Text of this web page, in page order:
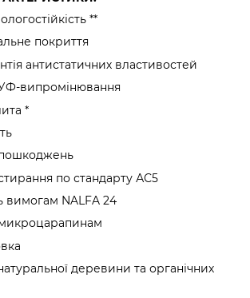
**
покриття
антистатичних властивостей
УФ-випромінювання
*
пошкоджень
по стандарту АС5
вимогам NALFA 24
микроцарапинам
деревини та органічних